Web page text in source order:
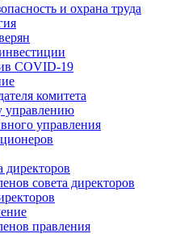
и охрана труда
COVID‑19
комитета
управлению
управления
директоров
совета директоров
правления